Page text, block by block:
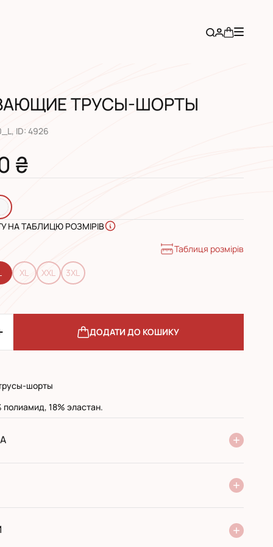
ТРУСЫ-ШОРТЫ
, ID: 4926
₴
НА ТАБЛИЦЮ РОЗМІРІВ
Таблиця розмірів
XL XXL 3XL
ДОДАТИ ДО КОШИКУ
шорты
18% эластан.
переказ